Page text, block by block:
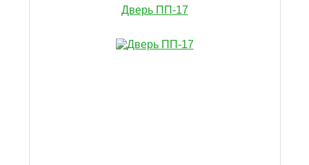
Дверь ПП-17